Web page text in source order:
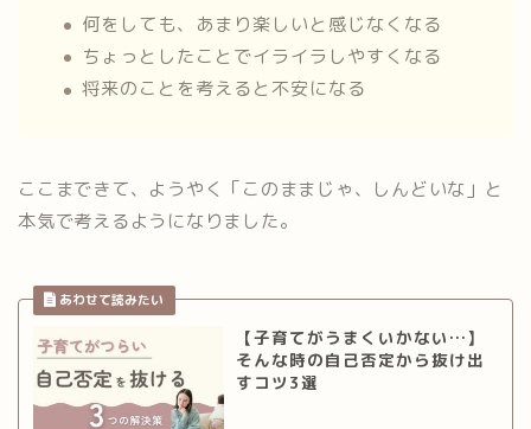
何をしても、あまり楽しいと感じなくなる
ちょっとしたことでイライラしやすくなる
将来のことを考えると不安になる
ここまできて、ようやく「このままじゃ、しんどいな」と
本気で考えるようになりました。
【子育てがうまくいかない…】
そんな時の自己否定から抜け出
すコツ3選